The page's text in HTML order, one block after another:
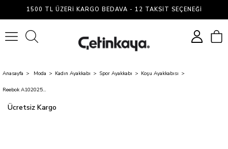
1500 TL ÜZERI KARGO BEDAVA - 12 TAKSIT SEÇENEĞI
Anasayfa Moda Kadın Ayakkabı Spor Ayakkabı Koşu Ayakkabısı
Reebok A10202527009010 5W Anes Run I Grı Zenne Kosu Ayakkabısı
Ücretsiz Kargo